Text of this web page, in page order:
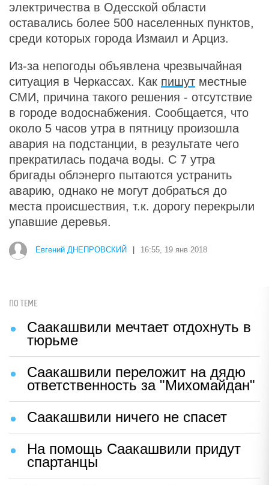
электричества в Одесской области
оставались более 500 населенных пунктов,
среди которых города Измаил и Арциз.
Из-за непогоды объявлена чрезвычайная
ситуация в Черкассах. Как пишут местные
СМИ, причина такого решения - отсутствие
в городе водоснабжения. Сообщается, что
около 5 часов утра в пятницу произошла
авария на подстанции, в результате чего
прекратилась подача воды. С 7 утра
бригады облэнерго пытаются устранить
аварию, однако не могут добраться до
места происшествия, т.к. дорогу перекрыли
упавшие деревья.
Евгений ДНЕПРОВСКИЙ 16:55, 19 янв 2018
ПО ТЕМЕ
Саакашвили мечтает отдохнуть в
тюрьме
Саакашвили переложит на дядю
ответственность за "Михомайдан"
Саакашвили ничего не спасет
На помощь Саакашвили придут
спартанцы